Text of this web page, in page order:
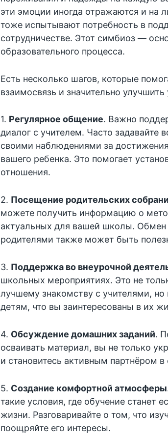
эти эмоции иногда отражаются и на
тоже испытывают потребность в
сотрудничестве. Этот симбиоз —
образовательного процесса.
Есть несколько шагов, которые
взаимосвязь и значительно
1. Регулярное общение. Важно
диалог с учителем. Часто задавайте
своими наблюдениями за
вашего ребенка. Это помогает
отношения.
2. Посещение родительских
можете получить информацию о
актуальных для вашей школы.
родителями также может быть
3. Поддержка во внеурочной
школьных мероприятиях. Это не
лучшему знакомству с учителями,
детям, что вы заинтересованы в их
4. Обсуждение домашних заданий.
осваивать материал, вы не только
и становитесь активным партнёром в
5. Создание комфортной атмосферы
такие условия, где обучение станет
жизни. Разговаривайте о том, что
поощряйте его интересы.